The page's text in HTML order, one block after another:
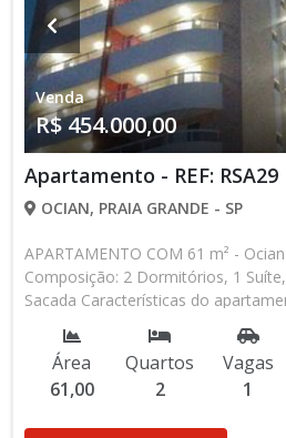
Venda
R$ 454.000,00
Apartamento - REF: RSA29
OCIAN, PRAIA GRANDE - SP
APARTAMENTO COM 61 m² -
Composição: 2 Dormitórios, 1
Sacada Características do
Elevador de Serviço,
Interfone, Água Individual, Piscina,
Salão de Jogos, Salão de Festas,
Gourmet, Academia, Churrasqueira
Área
61,00
Quartos
2
Vagas
1